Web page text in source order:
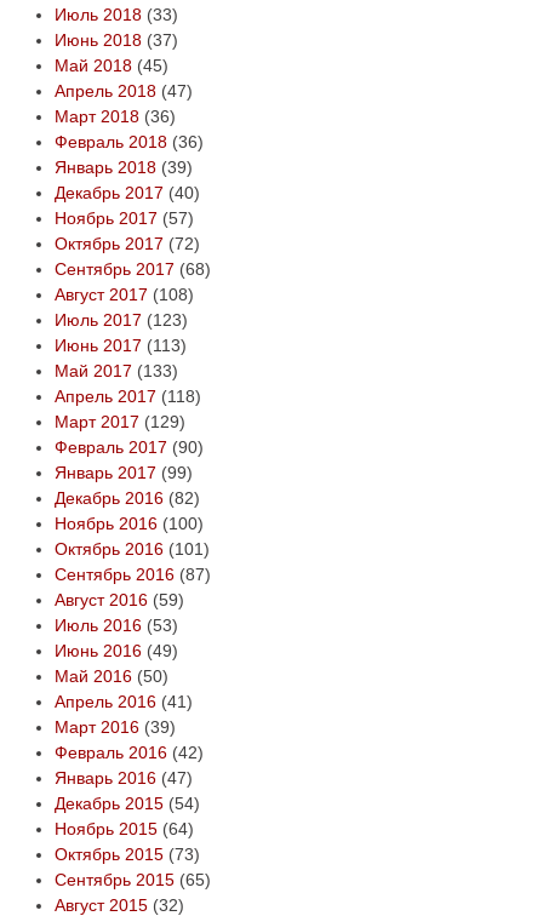
Июль 2018 (33)
Июнь 2018 (37)
Май 2018 (45)
Апрель 2018 (47)
Март 2018 (36)
Февраль 2018 (36)
Январь 2018 (39)
Декабрь 2017 (40)
Ноябрь 2017 (57)
Октябрь 2017 (72)
Сентябрь 2017 (68)
Август 2017 (108)
Июль 2017 (123)
Июнь 2017 (113)
Май 2017 (133)
Апрель 2017 (118)
Март 2017 (129)
Февраль 2017 (90)
Январь 2017 (99)
Декабрь 2016 (82)
Ноябрь 2016 (100)
Октябрь 2016 (101)
Сентябрь 2016 (87)
Август 2016 (59)
Июль 2016 (53)
Июнь 2016 (49)
Май 2016 (50)
Апрель 2016 (41)
Март 2016 (39)
Февраль 2016 (42)
Январь 2016 (47)
Декабрь 2015 (54)
Ноябрь 2015 (64)
Октябрь 2015 (73)
Сентябрь 2015 (65)
Август 2015 (32)